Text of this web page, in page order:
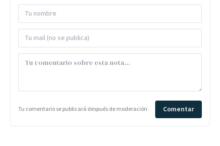
Tu comentario se publicará después de moderación. Comentar